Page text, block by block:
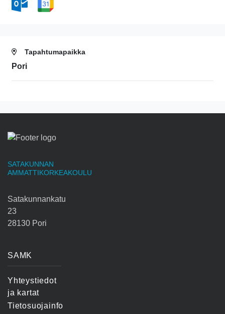
Tapahtumapaikka
Pori
SATAKUNNAN
AMMATTIKORKEAKOULU
Satakunnankatu
23
28130 Pori
SAMK
Yhteystiedot
ja kartat
Tietosuojainfo